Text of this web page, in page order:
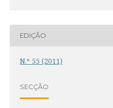
EDIÇÃO
N.º 55 (2011)
SECÇÃO